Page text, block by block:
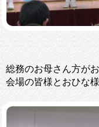
総務のお母さん方が
会場の皆様とおひな